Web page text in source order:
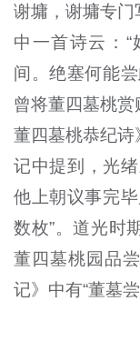
谢墉，谢墉专
中一首诗云：
间。绝塞何能
曾将董四墓桃
董四墓桃恭纪诗
记中提到，光
他上朝议事完
数枚”。道光时
董四墓桃园品
记》中有“董墓